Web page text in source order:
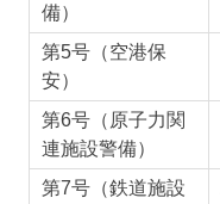
備）
第5号（空港保
安）
第6号（原子力関
連施設警備）
第7号（鉄道施設